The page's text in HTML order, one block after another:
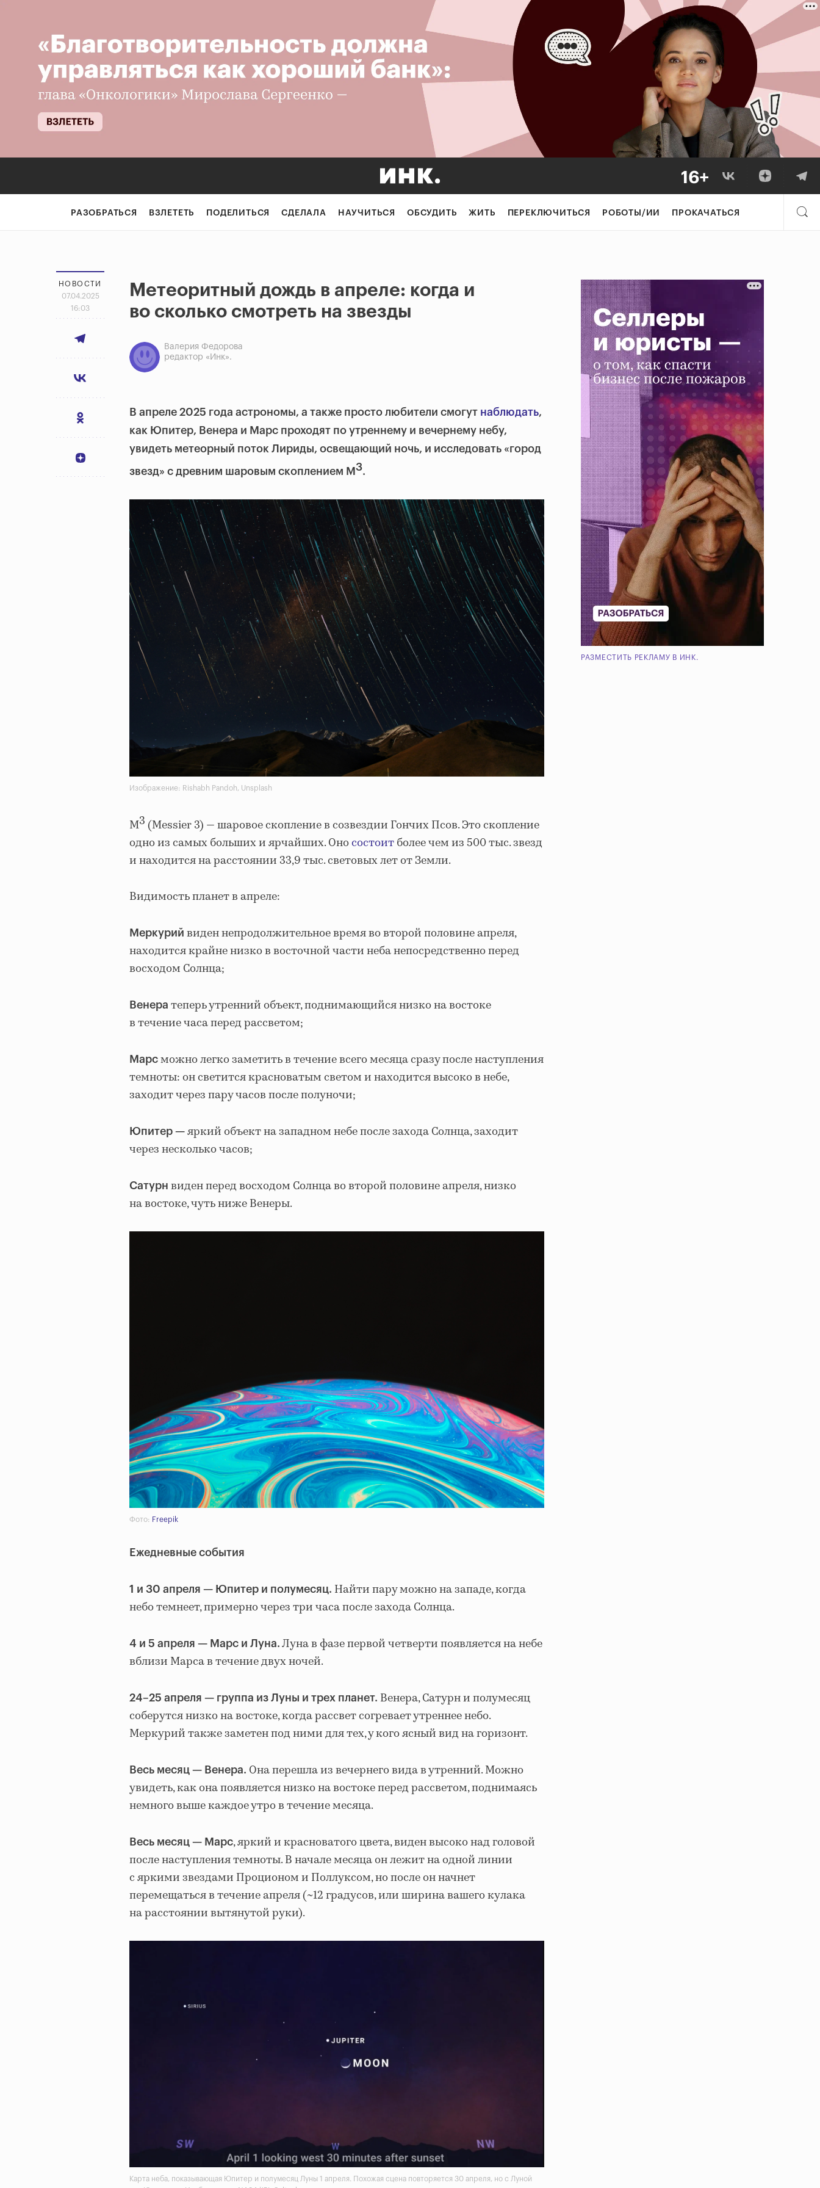
РАЗОБРАТЬСЯ ВЗЛЕТЕТЬ ПОДЕЛИТЬСЯ СДЕЛАЛА НАУЧИТЬСЯ ОБСУДИТЬ ЖИТЬ ПЕРЕКЛЮЧИТЬСЯ РОБОТЫ/ИИ ПРОКАЧАТЬСЯ
НОВОСТИ
07.04.2025
16:03
Метеоритный дождь в апреле: когда и
во сколько смотреть на звезды
Валерия Федорова
редактор «Инк».
В апреле 2025 года астрономы, а также просто любители смогут наблюдать,
как Юпитер, Венера и Марс проходят по утреннему и вечернему небу,
увидеть метеорный поток Лириды, освещающий ночь, и исследовать «город
звезд» с древним шаровым скоплением M3.
Изображение: Rishabh Pandoh, Unsplash
M3(Messier 3) — шаровое скопление в созвездии Гончих Псов. Это скопление
одно из самых больших и ярчайших. Оносостоитболее чем из 500 тыс. звезд
и находится на расстоянии 33,9 тыс. световых лет от Земли.
Видимость планет в апреле:
Меркурий виден непродолжительное время во второй половине апреля,
находится крайне низко в восточной части неба непосредственно перед
восходом Солнца;
Венера теперь утренний объект, поднимающийся низко на востоке
в течение часа перед рассветом;
Марс можно легко заметить в течение всего месяца сразу после наступления
темноты: он светится красноватым светом и находится высоко в небе,
заходит через пару часов после полуночи;
Юпитер — яркий объект на западном небе после захода Солнца, заходит
через несколько часов;
Сатурн виден перед восходом Солнца во второй половине апреля, низко
на востоке, чуть ниже Венеры.
Фото: Freepik
Ежедневные события
1 и 30 апреля — Юпитер и полумесяц. Найти пару можно на западе, когда
небо темнеет, примерно через три часа после захода Солнца.
4 и 5 апреля — Марс и Луна. Луна в фазе первой четверти появляется на небе
вблизи Марса в течение двух ночей.
24–25 апреля — группа из Луны и трех планет. Венера, Сатурн и полумесяц
соберутся низко на востоке, когда рассвет согревает утреннее небо.
Меркурий также заметен под ними для тех, у кого ясный вид на горизонт.
Весь месяц — Венера. Она перешла из вечернего вида в утренний. Можно
увидеть, как она появляется низко на востоке перед рассветом, поднимаясь
немного выше каждое утро в течение месяца.
Весь месяц — Марс, яркий и красноватого цвета, виден высоко над головой
после наступления темноты. В начале месяца он лежит на одной линии
с яркими звездами Проционом и Поллуксом, но после он начнет
перемещаться в течение апреля (~12 градусов, или ширина вашего кулака
на расстоянии вытянутой руки).
Карта неба, показывающая Юпитер и полумесяц Луны 1 апреля. Похожая сцена повторяется 30 апреля, но с Луной
РАЗМЕСТИТЬ РЕКЛАМУ В ИНК.